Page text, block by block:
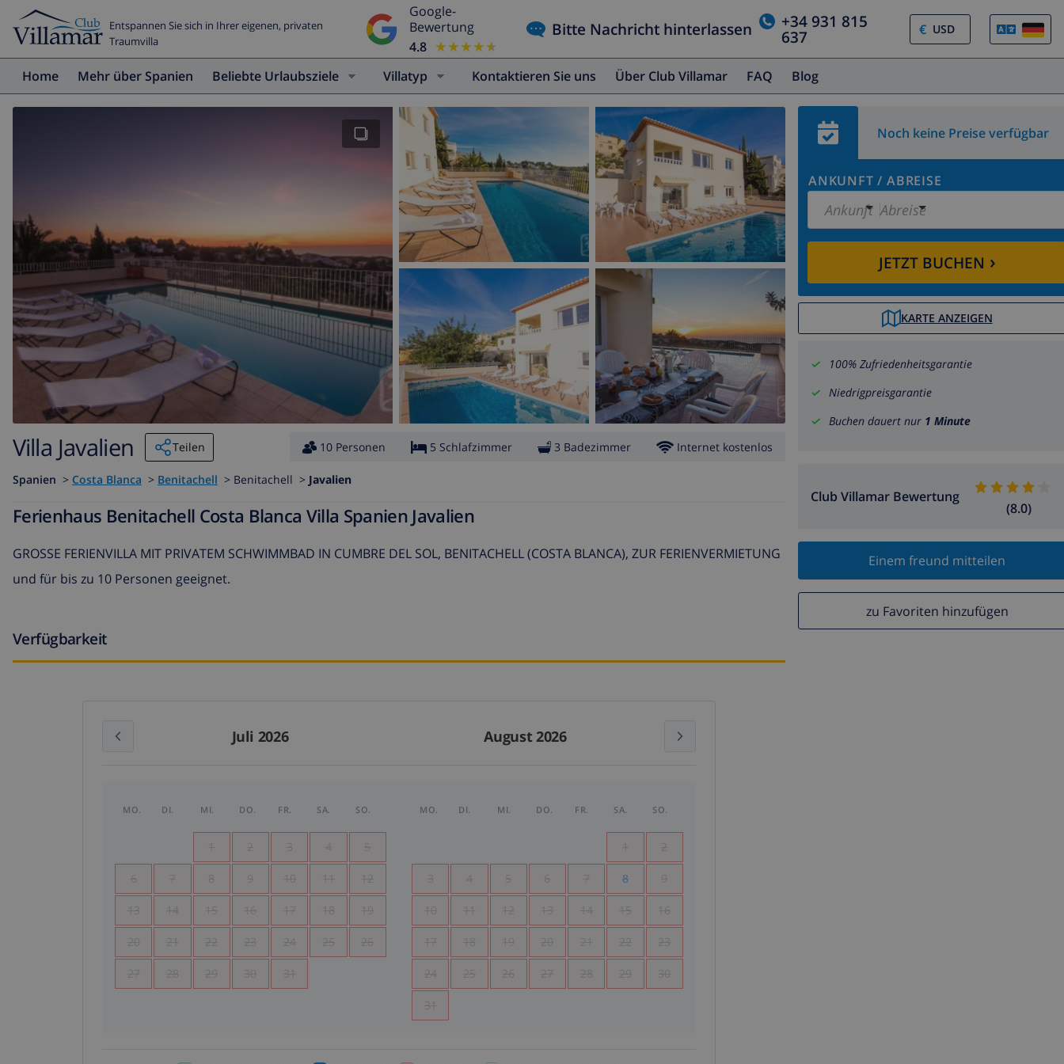
Entspannen Sie sich in Ihrer eigenen, privaten
Traumvilla
Google-
Bewertung
4.8 ★★★★★
★★★★★
Bitte Nachricht hinterlassen +34 931 815
637 €
Home Mehr über Spanien Beliebte Urlaubsziele Villatyp Kontaktieren Sie uns Über Club Villamar FAQ Blog
Noch keine Preise verfügbar
ANKUNFT / ABREISE
Ankunft Abreise
JETZT BUCHEN ›
KARTE ANZEIGEN
100% Zufriedenheitsgarantie
Niedrigpreisgarantie
Buchen dauert nur 1 Minute
Club Villamar Bewertung
(8.0)
Einem freund mitteilen
zu Favoriten hinzufügen
Villa Javalien Teilen 10 Personen 5 Schlafzimmer 3 Badezimmer Internet kostenlos
Spanien > Costa Blanca > Benitachell > Benitachell > Javalien
Ferienhaus Benitachell Costa Blanca Villa Spanien Javalien
GROSSE FERIENVILLA MIT PRIVATEM SCHWIMMBAD IN CUMBRE DEL SOL, BENITACHELL (COSTA BLANCA), ZUR FERIENVERMIETUNG
und für bis zu 10 Personen geeignet.
Verfügbarkeit
Juli 2026 August 2026
MO. DI. MI. DO. FR. SA. SO.
1 2 3 4 5
6 7 8 9 10 11 12
13 14 15 16 17 18 19
20 21 22 23 24 25 26
27 28 29 30 31
MO. DI. MI. DO. FR. SA. SO.
1 2
3 4 5 6 7 8 9
10 11 12 13 14 15 16
17 18 19 20 21 22 23
24 25 26 27 28 29 30
31